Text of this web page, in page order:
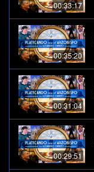
00:33:17
00:35:20
00:31:04
00:29:51